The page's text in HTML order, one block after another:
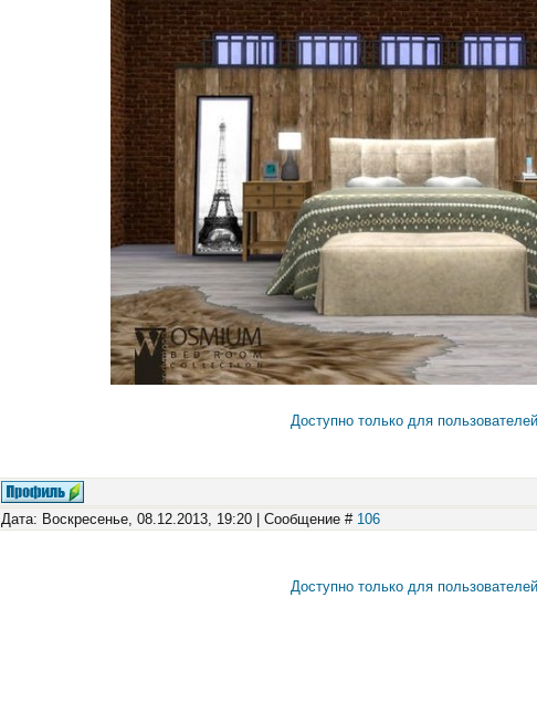
Доступно только для пользователей
Дата: Воскресенье, 08.12.2013, 19:20 | Сообщение # 106
Доступно только для пользователей